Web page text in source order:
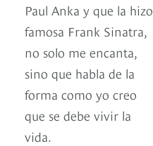
Paul Anka y que la hizo
famosa Frank Sinatra,
no solo me encanta,
sino que habla de la
forma como yo creo
que se debe vivir la
vida.